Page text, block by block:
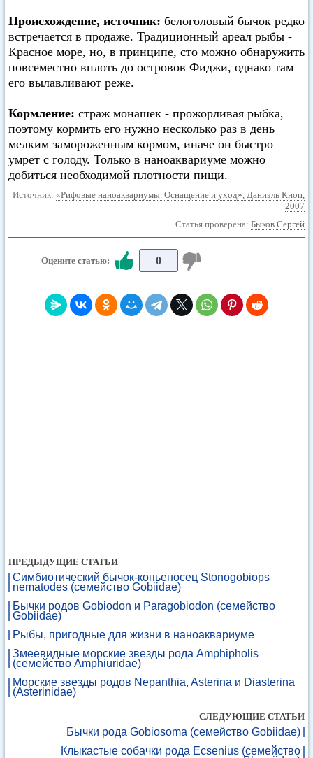
Происхождение, источник: белоголовый бычок редко
встречается в продаже. Традиционный ареал рыбы -
Красное море, но, в принципе, сто можно обнаружить
повсеместно вплоть до островов Фиджи, однако там
его вылавливают реже.
Кормление: страж монашек - прожорливая рыбка,
поэтому кормить его нужно несколько раз в день
мелким замороженным кормом, иначе он быстро
умрет с голоду. Только в наноаквариуме можно
добиться необходимой плотности пищи.
Источник: «Рифовые наноаквариумы. Оснащение и уход», Даниэль Кноп,
2007
Статья проверена: Быков Сергей
Оцените статью: 0
ПРЕДЫДУЩИЕ СТАТЬИ
Симбиотический бычок-копьеносец Stonogobiops
nematodes (семейство Gobiidae)
Бычки родов Gobiodon и Paragobiodon (семейство
Gobiidae)
Рыбы, пригодные для жизни в наноаквариуме
Змеевидные морские звезды рода Amphipholis
(семейство Amphiuridae)
Морские звезды родов Nepanthia, Asterina и Diasterina
(Asterinidae)
СЛЕДУЮЩИЕ СТАТЬИ
Бычки рода Gobiosoma (семейство Gobiidae)
Клыкастые собачки рода Ecsenius (семейство